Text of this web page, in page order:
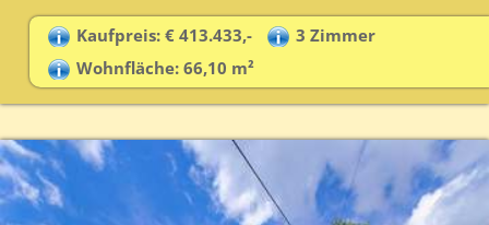
Kaufpreis: € 413.433,-
3 Zimmer
Wohnfläche: 66,10 m²